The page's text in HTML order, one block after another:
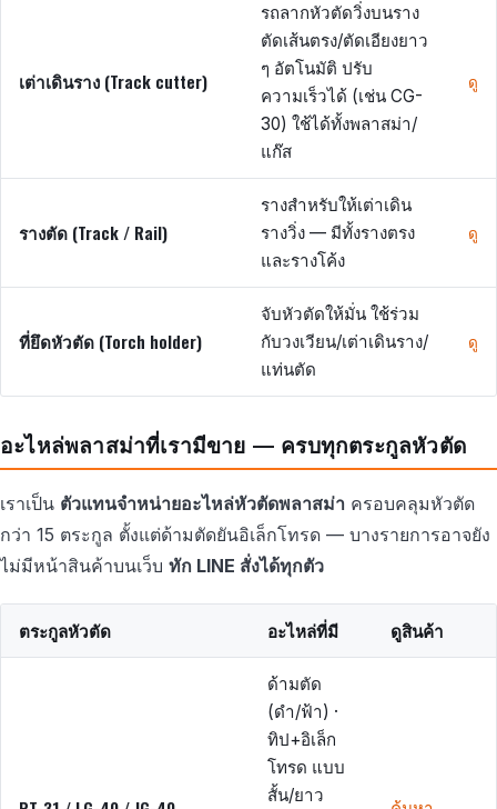
เต่าเดินราง (Track cutter)
รถลากหัวตัดวิ่งบนราง
ตัดเส้นตรง/ตัดเอียงยาว
ๆ อัตโนมัติ ปรับ
ความเร็วได้ (เช่น CG-
30) ใช้ได้ทั้งพลาสม่า/
แก๊ส
ดู
รางตัด (Track / Rail)
รางสำหรับให้เต่าเดิน
รางวิ่ง — มีทั้งรางตรง
และรางโค้ง
ดู
ที่ยึดหัวตัด (Torch holder)
จับหัวตัดให้มั่น ใช้ร่วม
กับวงเวียน/เต่าเดินราง/
แท่นตัด
ดู
อะไหล่พลาสม่าที่เรามีขาย — ครบทุกตระกูลหัวตัด
เราเป็น ตัวแทนจำหน่ายอะไหล่หัวตัดพลาสม่า ครอบคลุมหัวตัด
กว่า 15 ตระกูล ตั้งแต่ด้ามตัดยันอิเล็กโทรด — บางรายการอาจยัง
ไม่มีหน้าสินค้าบนเว็บ ทัก LINE สั่งได้ทุกตัว
ตระกูลหัวตัด อะไหล่ที่มี ดูสินค้า
ด้ามตัด
(ดำ/ฟ้า) ·
ทิป+อิเล็ก
โทรด แบบ
สั้น/ยาว